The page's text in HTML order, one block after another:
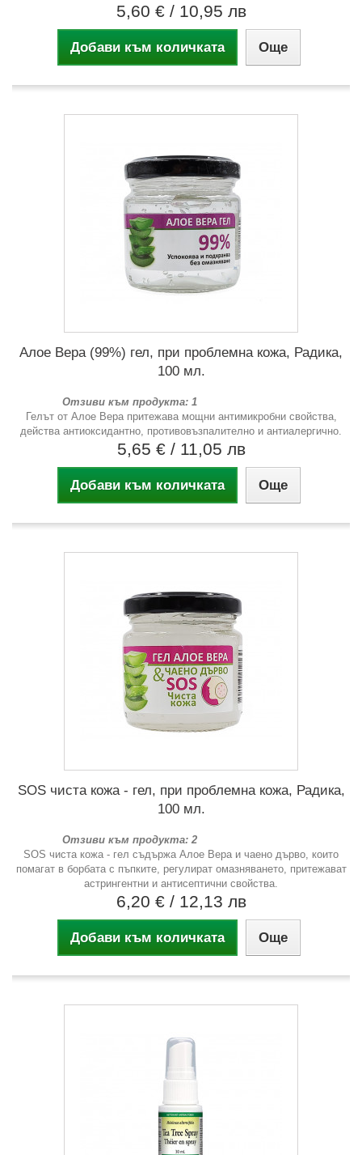
5,60 € / 10,95 лв
Добави към количката Още
Алое Вера (99%) гел, при проблемна кожа, Радика,
100 мл.
Отзиви към продукта: 1
Гелът от Алое Вера притежава мощни антимикробни свойства,
действа антиоксидантно, противовъзпалително и антиалергично.
5,65 € / 11,05 лв
Добави към количката Още
SOS чиста кожа - гел, при проблемна кожа, Радика,
100 мл.
Отзиви към продукта: 2
SOS чиста кожа - гел съдържа Алое Вера и чаено дърво, които
помагат в борбата с пъпките, регулират омазняването, притежават
астрингентни и антисептични свойства.
6,20 € / 12,13 лв
Добави към количката Още